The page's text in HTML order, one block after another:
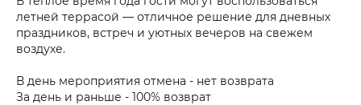
летней террасой — отличное решение для дневных
праздников, встреч и уютных вечеров на свежем
воздухе.
В день мероприятия отмена - нет возврата
За день и раньше - 100% возврат